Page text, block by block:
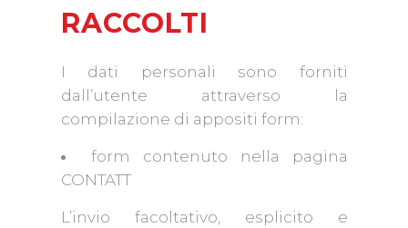
RACCOLTI
I dati personali sono forniti
dall’utente attraverso la
compilazione di appositi form:
form contenuto nella pagina
CONTATT
L’invio facoltativo, esplicito e